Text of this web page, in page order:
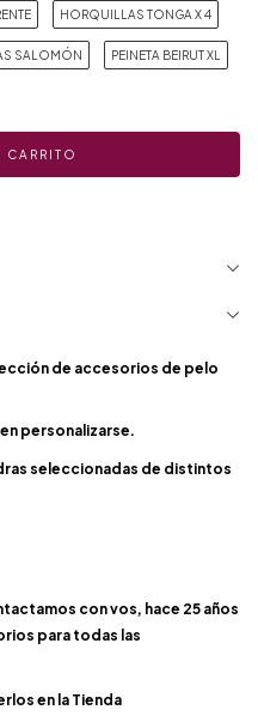
HORQUILLAS TONGA X 4
SALOMÓN PEINETA BEIRUT XL
de accesorios de pelo
personalizarse.
seleccionadas de distintos
con vos, hace 25 años
para todas las
en la Tienda